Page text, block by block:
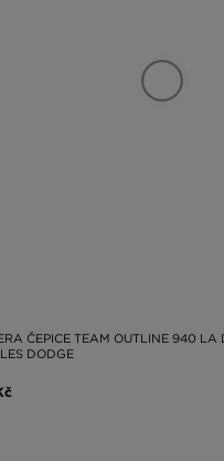
ČEPICE TEAM OUTLINE 940 LA
DODGE